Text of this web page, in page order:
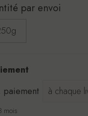
par envoi
paiement
mois